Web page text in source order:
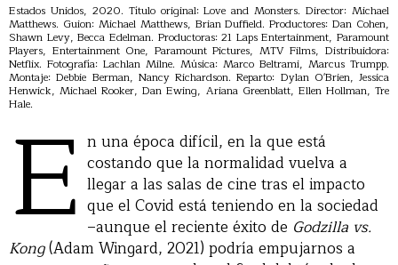
Estados Unidos, 2020. Título original: Love and Monsters. Director: Michael
Matthews. Guion: Michael Matthews, Brian Duffield. Productores: Dan Cohen,
Shawn Levy, Becca Edelman. Productoras: 21 Laps Entertainment, Paramount
Players, Entertainment One, Paramount Pictures, MTV Films, Distribuidora:
Netflix. Fotografía: Lachlan Milne. Música: Marco Beltrami, Marcus Trumpp.
Montaje: Debbie Berman, Nancy Richardson. Reparto: Dylan O'Brien, Jessica
Henwick, Michael Rooker, Dan Ewing, Ariana Greenblatt, Ellen Hollman, Tre
Hale.
E n una época difícil, en la que está
costando que la normalidad vuelva a
llegar a las salas de cine tras el impacto
que el Covid está teniendo en la sociedad
–aunque el reciente éxito de Godzilla vs.
Kong(Adam Wingard, 2021) podría empujarnos a